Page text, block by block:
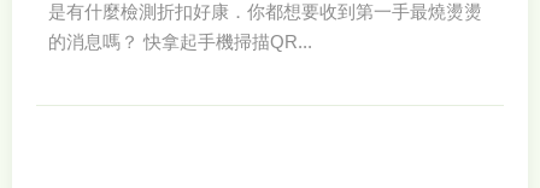
是有什麼檢測折扣好康．你都想要收到第一手最燒燙燙
的消息嗎？ 快拿起手機掃描QR...